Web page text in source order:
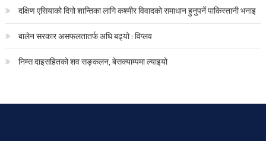
दक्षिण एसियाको दिगो शान्तिका लागि कश्मीर विवादको समाधान हुनुपर्ने पाकिस्तानी भनाइ
बालेन सरकार असफलतातर्फ अघि बढ्यो : विप्लव
निम्स दाइसहितको शव सङ्कलन, बेसक्याम्पमा ल्याइयो